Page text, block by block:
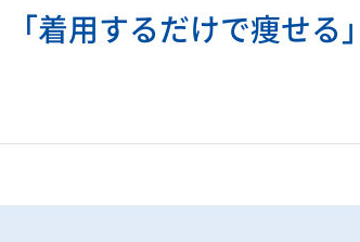
「着用するだけで痩せ